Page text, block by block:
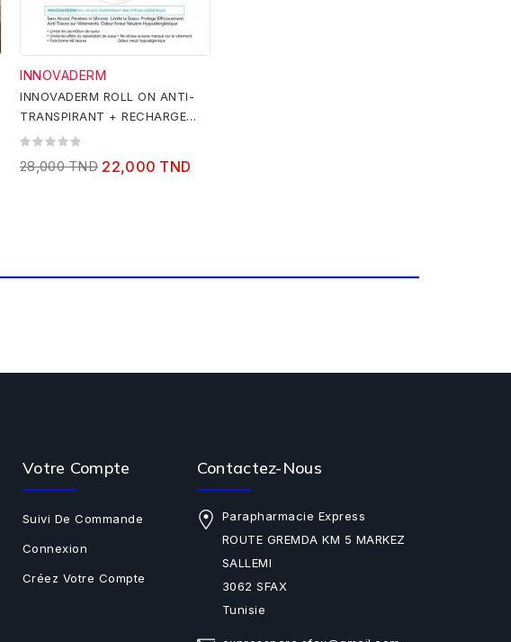
INNOVADERM
INNOVADERM ROLL ON ANTI-
TRANSPIRANT + RECHARGE
OFFERT
28,000 TND 22,000 TND
Votre Compte
Suivi De Commande
Connexion
Créez Votre Compte
Contactez-Nous
Parapharmacie Express
ROUTE GREMDA KM 5 MARKEZ
SALLEMI
3062 SFAX
Tunisie